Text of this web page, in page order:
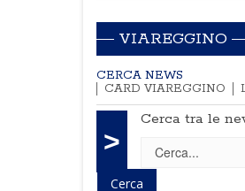
VIAREGGINO
CERCA NEWS
CARD VIAREGGINO
>
Cerca tra le